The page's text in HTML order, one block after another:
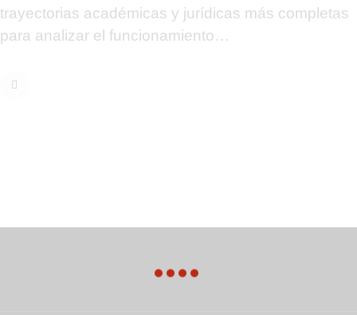
trayectorias académicas y jurídicas más completas
para analizar el funcionamiento…